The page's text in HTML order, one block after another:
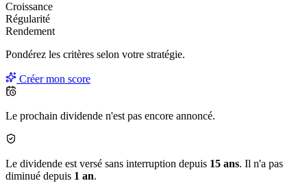
Croissance
Régularité
Rendement
Pondérez les critères selon votre stratégie.
Créer mon score
Le prochain dividende n'est pas encore annoncé.
Le dividende est versé sans interruption depuis 15 ans. Il n'a pas
diminué depuis 1 an.